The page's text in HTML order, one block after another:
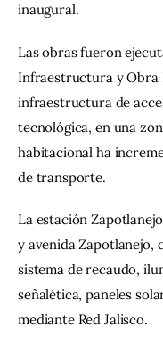
inaugural.
Las obras fueron
Infraestructura y Obra
infraestructura de
tecnológica, en una
habitacional ha
de transporte.
La estación
y avenida Zapotlanejo,
sistema de recaudo,
señalética, paneles
mediante Red Jalisco.